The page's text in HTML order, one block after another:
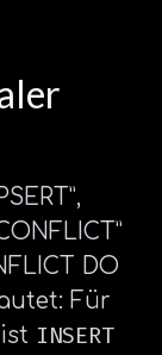
DO
Für
INSERT